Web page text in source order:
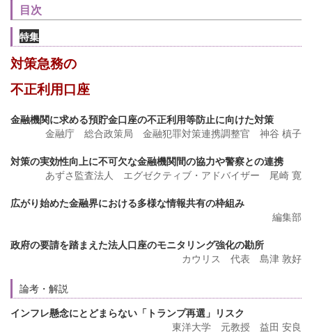
目次
特集
対策急務の
不正利用口座
金融機関に求める預貯金口座の不正利用等防止に向けた対策
金融庁 総合政策局 金融犯罪対策連携調整官 神谷 槙子
対策の実効性向上に不可欠な金融機関間の協力や警察との連携
あずさ監査法人 エグゼクティブ・アドバイザー 尾崎 寛
広がり始めた金融界における多様な情報共有の枠組み
編集部
政府の要請を踏まえた法人口座のモニタリング強化の勘所
カウリス 代表 島津 敦好
論考・解説
インフレ懸念にとどまらない「トランプ再選」リスク
東洋大学 元教授 益田 安良